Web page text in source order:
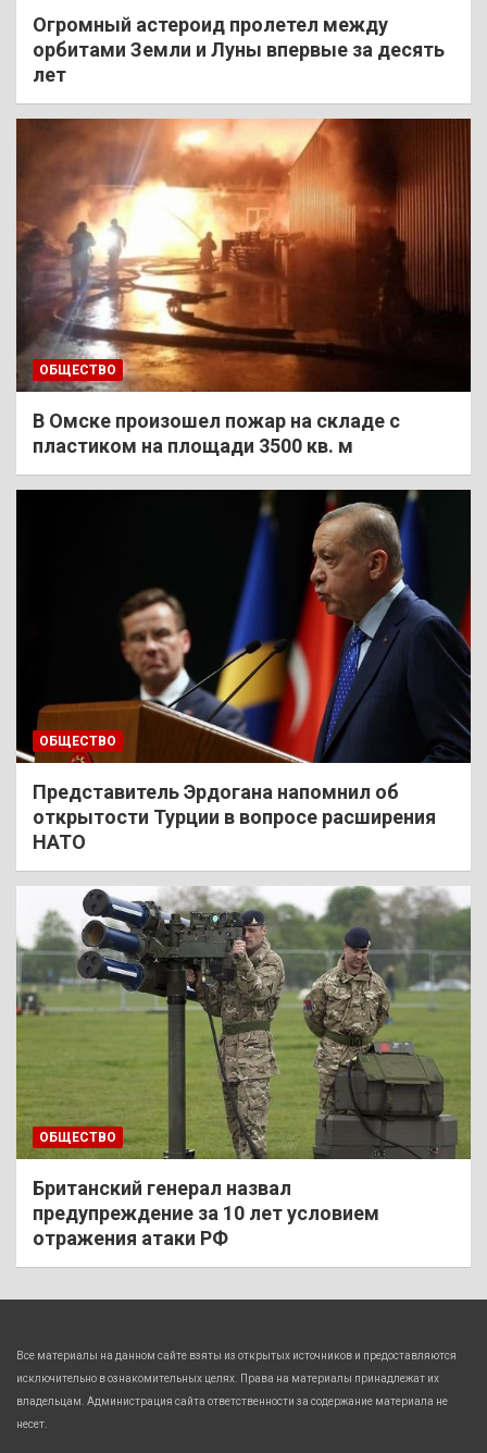
Огромный астероид пролетел между
орбитами Земли и Луны впервые за десять
лет
ОБЩЕСТВО
В Омске произошел пожар на складе с
пластиком на площади 3500 кв. м
ОБЩЕСТВО
Представитель Эрдогана напомнил об
открытости Турции в вопросе расширения
НАТО
ОБЩЕСТВО
Британский генерал назвал
предупреждение за 10 лет условием
отражения атаки РФ
Все материалы на данном сайте взяты из открытых источников и предоставляются
исключительно в ознакомительных целях. Права на материалы принадлежат их
владельцам. Администрация сайта ответственности за содержание материала не
несет.